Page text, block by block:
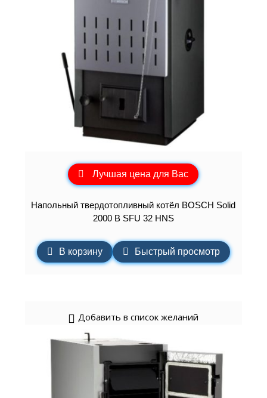
Лучшая цена для Вас
Напольный твердотопливный котёл BOSCH Solid
2000 B SFU 32 HNS
В корзину Быстрый просмотр
Добавить в список желаний